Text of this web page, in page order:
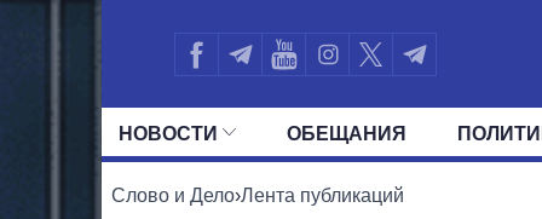
НОВОСТИ ОБЕЩАНИЯ
ВСЕ ПОЛИТИКИ
Слово и Дело›Лента публикаций